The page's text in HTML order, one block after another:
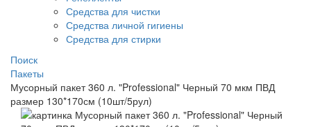
Средства для чистки
Средства личной гигиены
Средства для стирки
Поиск
Пакеты
Мусорный пакет 360 л. "Professional" Черный 70 мкм ПВД
размер 130*170см (10шт/5рул)